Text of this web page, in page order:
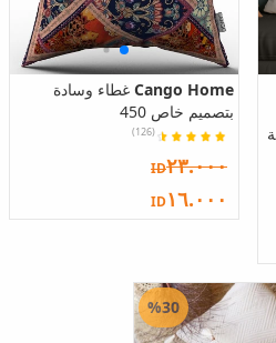
Cango Home غطاء وسادة
بتصميم خاص 450
(126)
ID٢٣.٠٠٠
ID١٦.٠٠٠
%30